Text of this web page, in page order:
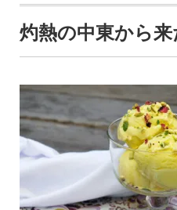
灼熱の中東から来